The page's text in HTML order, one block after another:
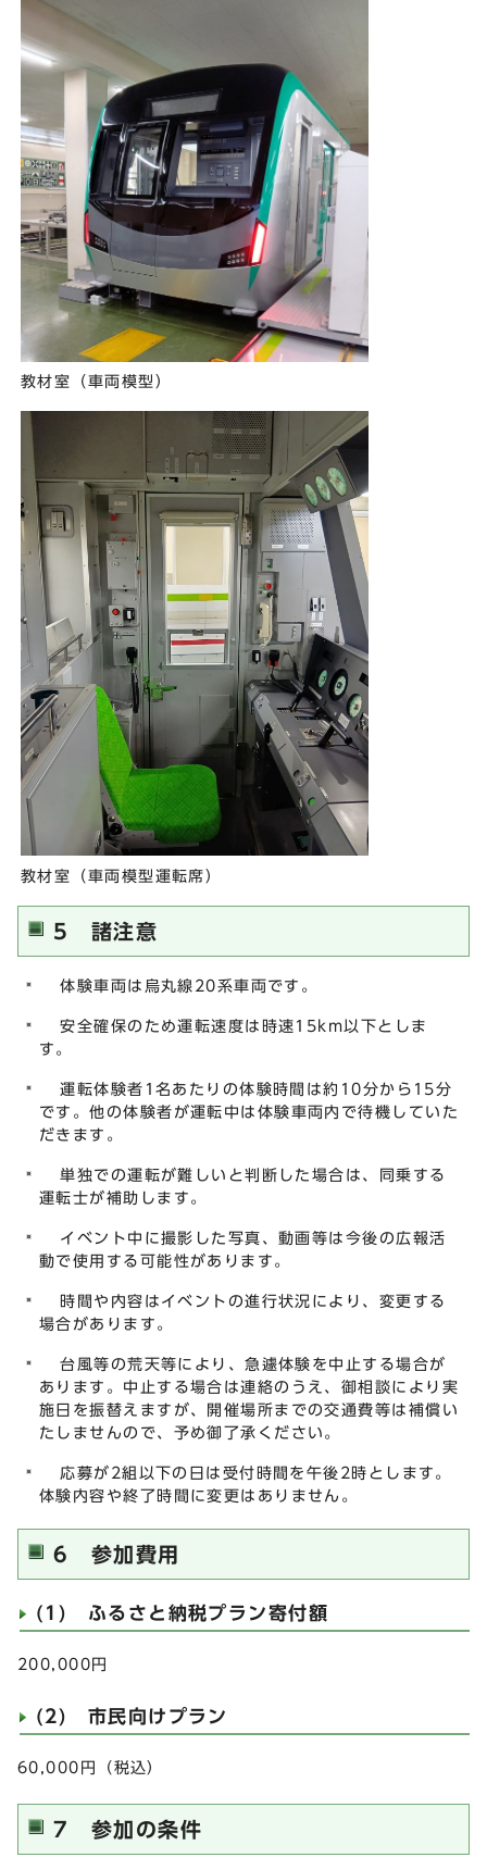
教材室（車両模型）
教材室（車両模型運転席）
5 諸注意
体験車両は烏丸線20系車両です。
安全確保のため運転速度は時速15km以下としま
す。
運転体験者1名あたりの体験時間は約10分から15分
です。他の体験者が運転中は体験車両内で待機していた
だきます。
単独での運転が難しいと判断した場合は、同乗する
運転士が補助します。
イベント中に撮影した写真、動画等は今後の広報活
動で使用する可能性があります。
時間や内容はイベントの進行状況により、変更する
場合があります。
台風等の荒天等により、急遽体験を中止する場合が
あります。中止する場合は連絡のうえ、御相談により実
施日を振替えますが、開催場所までの交通費等は補償い
たしませんので、予め御了承ください。
応募が2組以下の日は受付時間を午後2時とします。
体験内容や終了時間に変更はありません。
6 参加費用
(1) ふるさと納税プラン寄付額
200,000円
(2) 市民向けプラン
60,000円（税込）
7 参加の条件